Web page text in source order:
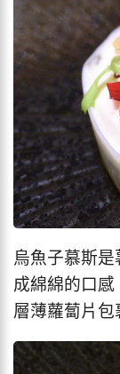
烏魚子慕斯
成綿綿的口
層薄蘿蔔片包